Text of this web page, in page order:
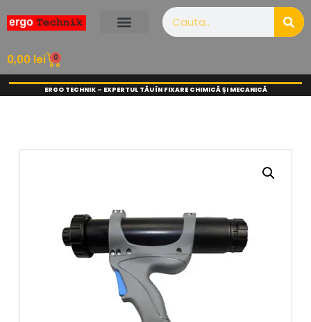
0,00 lei 0
ERGO TECHNIK – EXPERTUL TĂU ÎN FIXARE CHIMICĂ ȘI MECANICĂ